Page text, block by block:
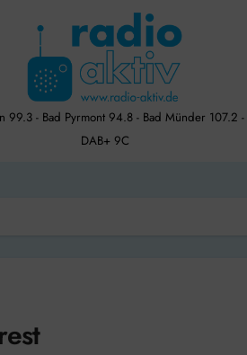
99.3 - Bad Pyrmont 94.8 - Bad Münder 107.2 -
DAB+ 9C